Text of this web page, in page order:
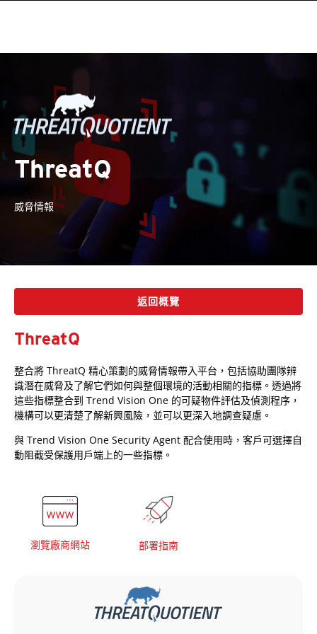
ThreatQ
威脅情報
返回概覽
ThreatQ
整合將 ThreatQ 精心策劃的威脅情報帶入平台，包括協助團隊辨
識潛在威脅及了解它們如何與整個環境的活動相關的指標。透過將
這些指標整合到 Trend Vision One 的可疑物件評估及偵測程序，
機構可以更清楚了解新興風險，並可以更深入地調查疑慮。
與 Trend Vision One Security Agent 配合使用時，客戶可選擇自
動阻截受保護用戶端上的一些指標。
瀏覽廠商網站 部署指南